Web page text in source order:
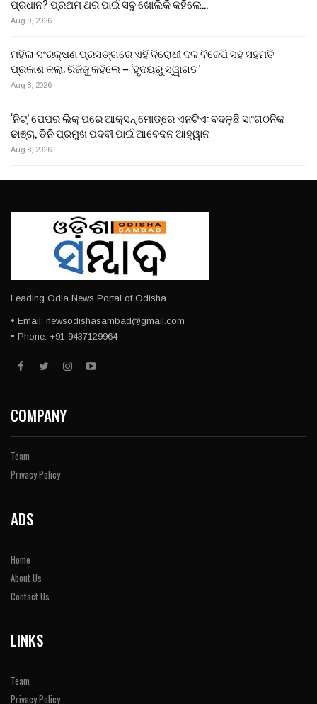
ପ୍ରଧାନ? ପ୍ରଥମ ଥର ପାଇଁ ସବୁ ଖୋଲିକି କହିଲେ…
Aug 9, 2026
ମହିଳା ସଂରକ୍ଷଣ ପ୍ରସଙ୍ଗରେ ଏହି ବିରୋଧୀ ଦଳ ବିଜେପି ସହ ସହମତି
ପ୍ରକାଶ କଲା; ରିଜିଜୁ କହିଲେ – ‘ହୃଦୟରୁ ସ୍ୱାଗତ’
Aug 8, 2026
‘ନିଟ୍’ ପେପର ଲିକ୍ ପରେ ଆକ୍ସନ୍‌ ମୋଡ୍‌ରେ ଏନଟିଏ: ବଦଳୁଛି ସାଂଗଠନିକ
ଢାଞ୍ଚା, ତିନି ପ୍ରମୁଖ ପଦବୀ ପାଇଁ ଆବେଦନ ଆହ୍ୱାନ
Aug 8, 2026
Leading Odia News Portal of Odisha.
• Email: newsodishasambad@gmail.com
• Phone: +91 9437129964
COMPANY
Team
Privacy Policy
ADS
Home
About Us
Contact Us
LINKS
Team
Privacy Policy